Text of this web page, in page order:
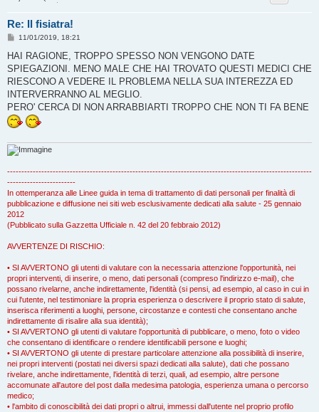
Re: Il fisiatra!
M
s
a
g
i
o
11/01/2019, 18:21
HAI RAGIONE, TROPPO SPESSO NON VENGONO DATE
SPIEGAZIONI. MENO MALE CHE HAI TROVATO QUESTI MEDICI CHE
RIESCONO A VEDERE IL PROBLEMA NELLA SUA INTEREZZA ED
INTERVERRANNO AL MEGLIO.
PERO' CERCA DI NON ARRABBIARTI TROPPO CHE NON TI FA BENE
-----------------------------------------------------------------------------------------------------------
------------------------
In ottemperanza alle Linee guida in tema di trattamento di dati personali per finalità di
pubblicazione e diffusione nei siti web esclusivamente dedicati alla salute - 25 gennaio
2012
(Pubblicato sulla Gazzetta Ufficiale n. 42 del 20 febbraio 2012)
AVVERTENZE DI RISCHIO:
• SI AVVERTONO gli utenti di valutare con la necessaria attenzione l'opportunità, nei
propri interventi, di inserire, o meno, dati personali (compreso l'indirizzo e-mail), che
possano rivelarne, anche indirettamente, l'identità (si pensi, ad esempio, al caso in cui in
cui l'utente, nel testimoniare la propria esperienza o descrivere il proprio stato di salute,
inserisca riferimenti a luoghi, persone, circostanze e contesti che consentano anche
indirettamente di risalire alla sua identità);
• SI AVVERTONO gli utenti di valutare l'opportunità di pubblicare, o meno, foto o video
che consentano di identificare o rendere identificabili persone e luoghi;
• SI AVVERTONO gli utente di prestare particolare attenzione alla possibilità di inserire,
nei propri interventi (postati nei diversi spazi dedicati alla salute), dati che possano
rivelare, anche indirettamente, l'identità di terzi, quali, ad esempio, altre persone
accomunate all'autore del post dalla medesima patologia, esperienza umana o percorso
medico;
• l'ambito di conoscibilità dei dati propri o altrui, immessi dall'utente nel proprio profilo